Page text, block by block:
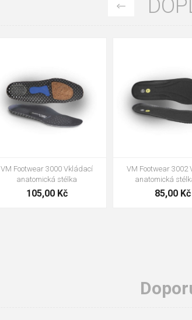
VM Footwear 3000 Vkládací
anatomická stélka
105,00 Kč
VM Footwear 3002
anatomická
85,00 Kč